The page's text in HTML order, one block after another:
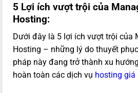
5 Lợi ích vượt trội của
Hosting:
Dưới đây là 5 lợi ích vượt trội của
Hosting – những lý do thuyết
pháp này đang trở thành xu
hoàn toàn các dịch vụ hosting giá